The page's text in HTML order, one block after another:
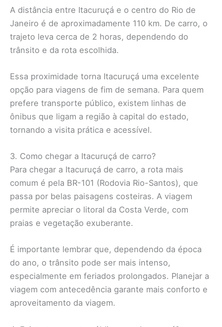
A distância entre Itacuruçá e o centro do Rio de
Janeiro é de aproximadamente 110 km. De carro, o
trajeto leva cerca de 2 horas, dependendo do
trânsito e da rota escolhida.
Essa proximidade torna Itacuruçá uma excelente
opção para viagens de fim de semana. Para quem
prefere transporte público, existem linhas de
ônibus que ligam a região à capital do estado,
tornando a visita prática e acessível.
3. Como chegar a Itacuruçá de carro?
Para chegar a Itacuruçá de carro, a rota mais
comum é pela BR-101 (Rodovia Rio-Santos), que
passa por belas paisagens costeiras. A viagem
permite apreciar o litoral da Costa Verde, com
praias e vegetação exuberante.
É importante lembrar que, dependendo da época
do ano, o trânsito pode ser mais intenso,
especialmente em feriados prolongados. Planejar a
viagem com antecedência garante mais conforto e
aproveitamento da viagem.